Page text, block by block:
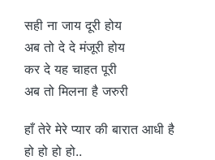
सही ना जाय दूरी होय
अब तो दे दे मंजूरी होय
कर दे यह चाहत पूरी
अब तो मिलना है जरुरी
हाँ तेरे मेरे प्यार की बारात आधी है
हो हो हो हो..